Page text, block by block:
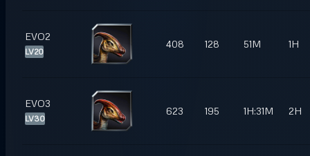
EVO2
LV20
408 128 51M 1H
EVO3
LV30
623 195 1H:31M 2H